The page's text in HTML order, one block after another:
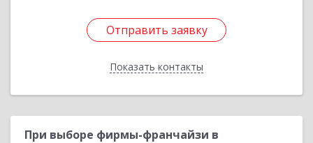
Отправить заявку
Показать контакты
Отправить заявку
Назад
При выборе фирмы-франчайзи в